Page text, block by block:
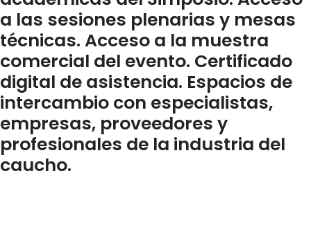
a las sesiones plenarias y mesas
técnicas. Acceso a la muestra
comercial del evento. Certificado
digital de asistencia. Espacios de
intercambio con especialistas,
empresas, proveedores y
profesionales de la industria del
caucho.